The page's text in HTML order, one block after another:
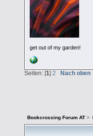
get out of my garden!
Seiten: [1] 2 Nach oben
Bookcrossing Forum AT >